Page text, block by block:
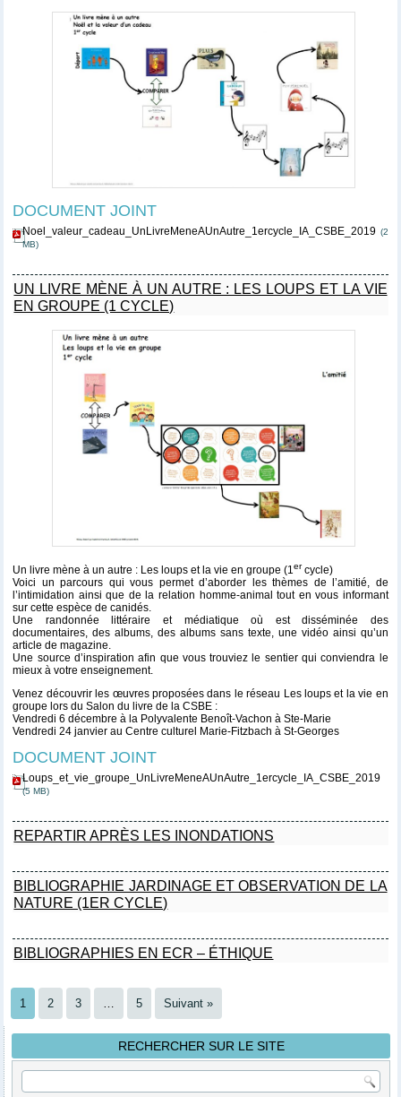
DOCUMENT JOINT
Noel_valeur_cadeau_UnLivreMeneAUnAutre_1ercycle_IA_CSBE_2019 (2
MB)
UN LIVRE MÈNE À UN AUTRE : LES LOUPS ET LA VIE
EN GROUPE (1 CYCLE)
Un livre mène à un autre : Les loups et la vie en groupe (1ercycle)
Voici un parcours qui vous permet d’aborder les thèmes de l’amitié, de
l’intimidation ainsi que de la relation homme-animal tout en vous informant
sur cette espèce de canidés.
Une randonnée littéraire et médiatique où est disséminée des
documentaires, des albums, des albums sans texte, une vidéo ainsi qu’un
article de magazine.
Une source d’inspiration afin que vous trouviez le sentier qui conviendra le
mieux à votre enseignement.
Venez découvrir les œuvres proposées dans le réseau Les loups et la vie en
groupe lors du Salon du livre de la CSBE :
Vendredi 6 décembre à la Polyvalente Benoît-Vachon à Ste-Marie
Vendredi 24 janvier au Centre culturel Marie-Fitzbach à St-Georges
DOCUMENT JOINT
Loups_et_vie_groupe_UnLivreMeneAUnAutre_1ercycle_IA_CSBE_2019
(5 MB)
REPARTIR APRÈS LES INONDATIONS
BIBLIOGRAPHIE JARDINAGE ET OBSERVATION DE LA
NATURE (1ER CYCLE)
BIBLIOGRAPHIES EN ECR – ÉTHIQUE
1 2 3 5 Suivant »
RECHERCHER SUR LE SITE